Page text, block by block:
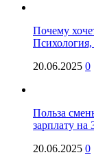
Почему
20.06.2025 0
Польза
зарплату на
20.06.2025 0